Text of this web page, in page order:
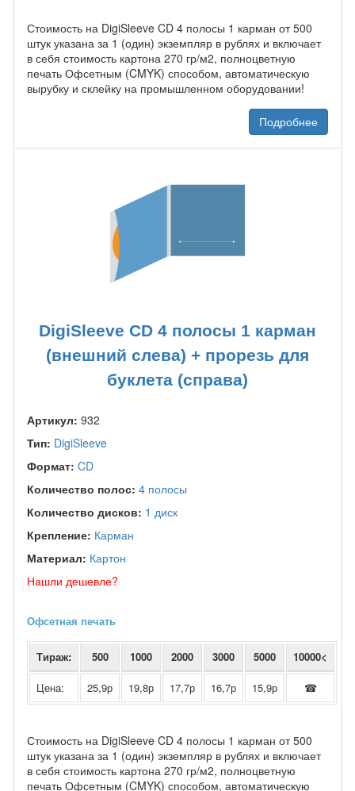
Стоимость на DigiSleeve CD 4 полосы 1 карман от 500
штук указана за 1 (один) экземпляр в рублях и включает
в себя стоимость картона 270 гр/м2, полноцветную
печать Офсетным (CMYK) способом, автоматическую
вырубку и склейку на промышленном оборудовании!
Подробнее
DigiSleeve CD 4 полосы 1 карман
(внешний слева) + прорезь для
буклета (справа)
Артикул: 932
Тип: DigiSleeve
Формат: CD
Количество полос: 4 полосы
Количество дисков: 1 диск
Крепление: Карман
Материал: Картон
Нашли дешевле?
Офсетная печать
Тираж: 500 1000 2000 3000 5000 10000<
Цена: 25,9р 19,8р 17,7р 16,7р 15,9р ☎
Стоимость на DigiSleeve CD 4 полосы 1 карман от 500
штук указана за 1 (один) экземпляр в рублях и включает
в себя стоимость картона 270 гр/м2, полноцветную
печать Офсетным (CMYK) способом, автоматическую